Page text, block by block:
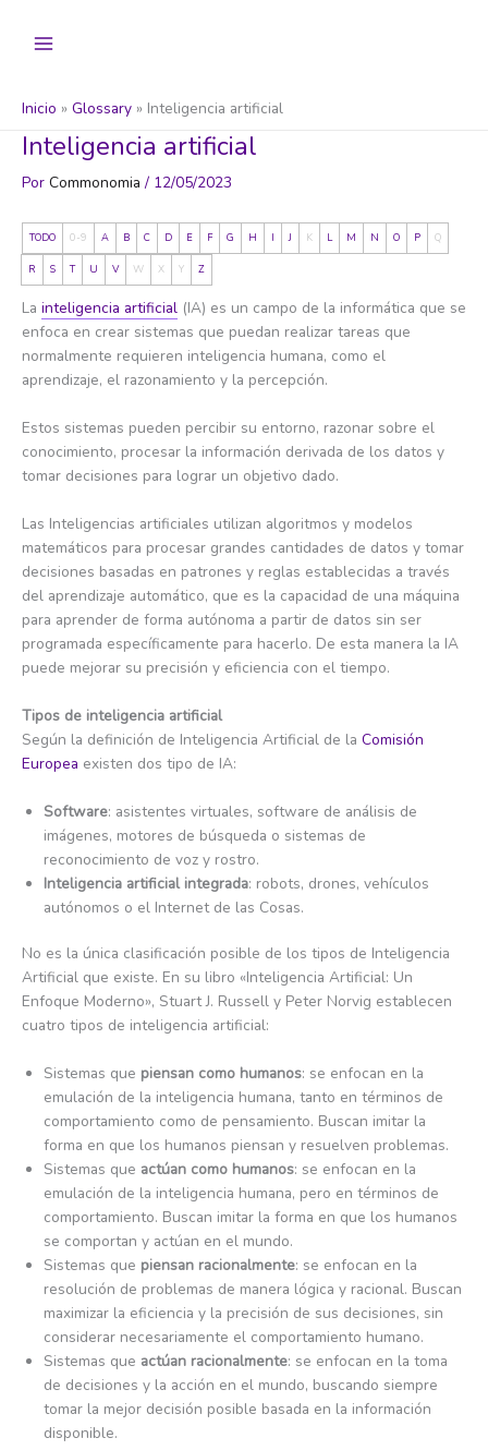
Inicio Glossary Inteligencia artificial
Inteligencia artificial
Por Commonomia / 12/05/2023
TODO 0-9 A B C D E F G H J K L M N O P Q
R S T U V W X Y Z
La inteligencia artificial (IA) es un campo de la informática que se
enfoca en crear sistemas que puedan realizar tareas que
normalmente requieren inteligencia humana, como el
aprendizaje, el razonamiento y la percepción.
Estos sistemas pueden percibir su entorno, razonar sobre el
conocimiento, procesar la información derivada de los datos y
tomar decisiones para lograr un objetivo dado.
Las Inteligencias artificiales utilizan algoritmos y modelos
matemáticos para procesar grandes cantidades de datos y tomar
decisiones basadas en patrones y reglas establecidas a través
del aprendizaje automático, que es la capacidad de una máquina
para aprender de forma autónoma a partir de datos sin ser
programada específicamente para hacerlo. De esta manera la IA
puede mejorar su precisión y eficiencia con el tiempo.
Tipos de inteligencia artificial
Según la definición de Inteligencia Artificial de la Comisión
Europea existen dos tipo de IA:
Software: asistentes virtuales, software de análisis de
imágenes, motores de búsqueda o sistemas de
reconocimiento de voz y rostro.
Inteligencia artificial integrada: robots, drones, vehículos
autónomos o el Internet de las Cosas.
No es la única clasificación posible de los tipos de Inteligencia
Artificial que existe. En su libro «Inteligencia Artificial: Un
Enfoque Moderno», Stuart J. Russell y Peter Norvig establecen
cuatro tipos de inteligencia artificial:
Sistemas que piensan como humanos: se enfocan en la
emulación de la inteligencia humana, tanto en términos de
comportamiento como de pensamiento. Buscan imitar la
forma en que los humanos piensan y resuelven problemas.
Sistemas que actúan como humanos: se enfocan en la
emulación de la inteligencia humana, pero en términos de
comportamiento. Buscan imitar la forma en que los humanos
se comportan y actúan en el mundo.
Sistemas que piensan racionalmente: se enfocan en la
resolución de problemas de manera lógica y racional. Buscan
maximizar la eficiencia y la precisión de sus decisiones, sin
considerar necesariamente el comportamiento humano.
Sistemas que actúan racionalmente: se enfocan en la toma
de decisiones y la acción en el mundo, buscando siempre
tomar la mejor decisión posible basada en la información
disponible.